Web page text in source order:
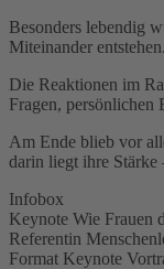
Besonders lebendig
Miteinander
Die Reaktionen im
Fragen, persönlichen
Am Ende blieb vor
darin liegt ihre
Infobox
Keynote Wie Frauen
Referentin
Format Keynote